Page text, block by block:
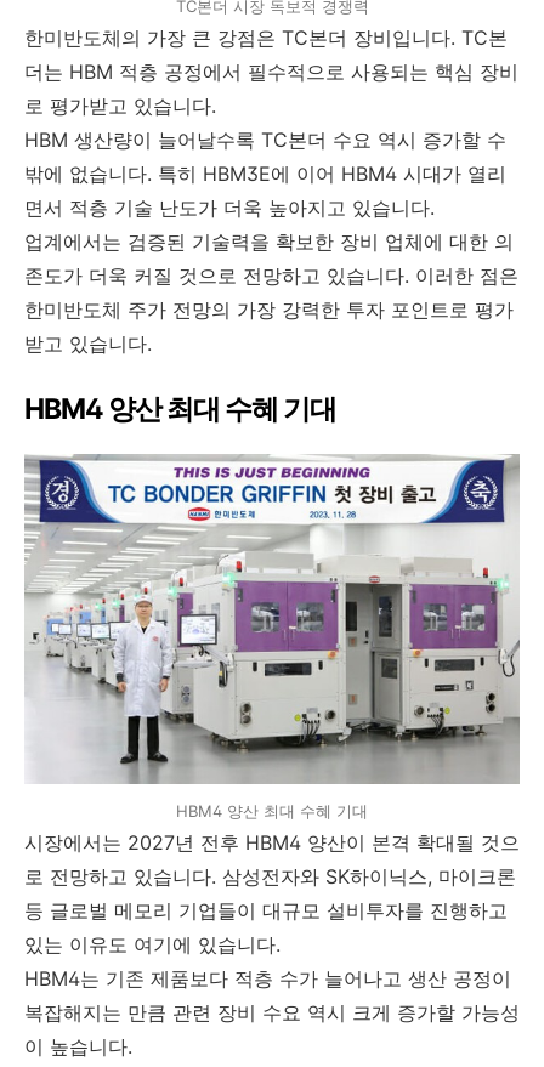
TC본더 시장 독보적 경쟁력
한미반도체의 가장 큰 강점은 TC본더 장비입니다. TC본
더는 HBM 적층 공정에서 필수적으로 사용되는 핵심 장비
로 평가받고 있습니다.
HBM 생산량이 늘어날수록 TC본더 수요 역시 증가할 수
밖에 없습니다. 특히 HBM3E에 이어 HBM4 시대가 열리
면서 적층 기술 난도가 더욱 높아지고 있습니다.
업계에서는 검증된 기술력을 확보한 장비 업체에 대한 의
존도가 더욱 커질 것으로 전망하고 있습니다. 이러한 점은
한미반도체 주가 전망의 가장 강력한 투자 포인트로 평가
받고 있습니다.
HBM4 양산 최대 수혜 기대
HBM4 양산 최대 수혜 기대
시장에서는 2027년 전후 HBM4 양산이 본격 확대될 것으
로 전망하고 있습니다. 삼성전자와 SK하이닉스, 마이크론
등 글로벌 메모리 기업들이 대규모 설비투자를 진행하고
있는 이유도 여기에 있습니다.
HBM4는 기존 제품보다 적층 수가 늘어나고 생산 공정이
복잡해지는 만큼 관련 장비 수요 역시 크게 증가할 가능성
이 높습니다.